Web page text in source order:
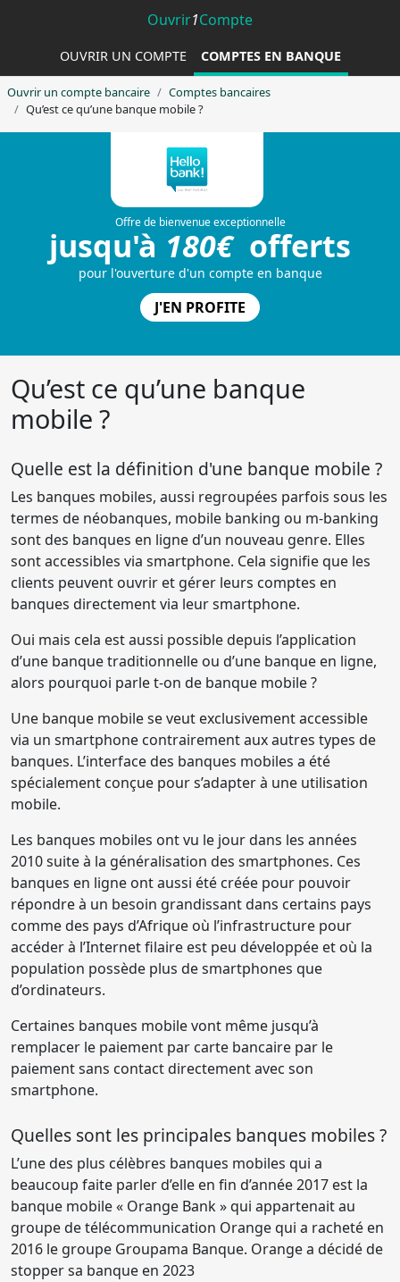
Ouvrir1Compte
OUVRIR UN COMPTE COMPTES EN BANQUE
Ouvrir un compte bancaire
Comptes bancaires
Qu’est ce qu’une banque mobile ?
Qu’est ce qu’une banque
mobile ?
Quelle est la définition d'une banque mobile ?
Les banques mobiles, aussi regroupées parfois sous les
termes de néobanques, mobile banking ou m-banking
sont des banques en ligne d’un nouveau genre. Elles
sont accessibles via smartphone. Cela signifie que les
clients peuvent ouvrir et gérer leurs comptes en
banques directement via leur smartphone.
Oui mais cela est aussi possible depuis l’application
d’une banque traditionnelle ou d’une banque en ligne,
alors pourquoi parle t-on de banque mobile ?
Une banque mobile se veut exclusivement accessible
via un smartphone contrairement aux autres types de
banques. L’interface des banques mobiles a été
spécialement conçue pour s’adapter à une utilisation
mobile.
Les banques mobiles ont vu le jour dans les années
2010 suite à la généralisation des smartphones. Ces
banques en ligne ont aussi été créée pour pouvoir
répondre à un besoin grandissant dans certains pays
comme des pays d’Afrique où l’infrastructure pour
accéder à l’Internet filaire est peu développée et où la
population possède plus de smartphones que
d’ordinateurs.
Certaines banques mobile vont même jusqu’à
remplacer le paiement par carte bancaire par le
paiement sans contact directement avec son
smartphone.
Quelles sont les principales banques mobiles ?
L’une des plus célèbres banques mobiles qui a
beaucoup faite parler d’elle en fin d’année 2017 est la
banque mobile « Orange Bank » qui appartenait au
groupe de télécommunication Orange qui a racheté en
2016 le groupe Groupama Banque. Orange a décidé de
stopper sa banque en 2023